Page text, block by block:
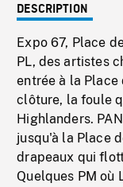
DESCRIPTION
Expo 67, Place
PL, des artistes
entrée à la
clôture, la foule
Highlanders.
jusqu'à la Place
drapeaux qui
Quelques PM où